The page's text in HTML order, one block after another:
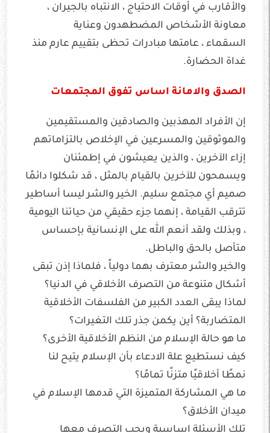
والأقارب في أوقات الاحتياج ، الانتباه بالجيران ،
معاونة الأشخاص المضطهدون وعناية
السقماء ، عامتها مبادرات تحظى بتقييم عارم منذ
غداة الحضارة.
الصدق والامانة اساس تفوق المجتمعات
إن الأفراد المهذبين والصادقين والمستقيمين
والموثوقين والمسرعين في الإخلاص بالتزاماتهم
إزاء الآخرين ، والذين يعيشون في إطمئنان
ويسمحون للآخرين بالقيام بالمثل ، قد شكلوا دائمًا
صميم أي مجتمع سليم. الخير والشر ليسا أساطير
تترقب القيامة ، إنهما جزء حقيقي من حياتنا اليومية
، وبذلك ولقد أنعم الله على الإنسانية بإحساس
متأصل بالحق والباطل.
والخير والشر معترف بهما دولياً ، فلماذا إذن تبقى
أشكال متنوعة من التصرف الأخلاقي في الدنيا؟
لماذا يبقى العدد الكبير من الفلسفات الأخلاقية
المتضاربة؟ أين يكمن جذر تلك التغيرات؟
ما هو حالة الإسلام من النظم الأخلاقية الأخرى؟
كيف نستطيع علة الادعاء بأن الإسلام يتيح لنا
نمطًا أخلاقيًا متزنًا تمامًا؟
ما هي المشاركة المتميزة التي قدمها الإسلام في
ميدان الأخلاق؟
تلك الأسئلة اساسية ويجب التصرف معها